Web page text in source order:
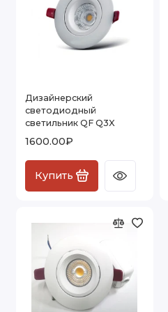
Дизайнерский
светодиодный
светильник QF Q3X
1600.00₽
Купить